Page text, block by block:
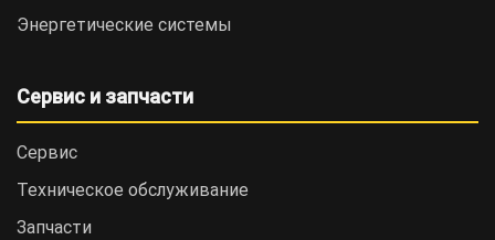
Энергетические системы
Сервис и запчасти
Сервис
Техническое обслуживание
Запчасти